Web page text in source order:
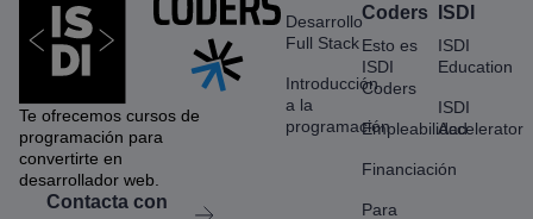
Te ofrecemos cursos de
programación para
convertirte en
desarrollador web.
Contacta con
Desarrollo
Full Stack
Introducción
a la
programación
Coders
Esto es
ISDI
Coders
Empleabilidad
Financiación
Para
ISDI
ISDI
Education
ISDI
Accelerator